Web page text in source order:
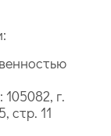
г.
стр. 11